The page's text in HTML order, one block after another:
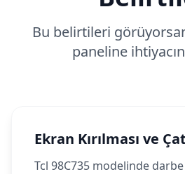
Bu belirtileri
paneline
Ekran Kırılması ve
Tcl 98C735 modelinde